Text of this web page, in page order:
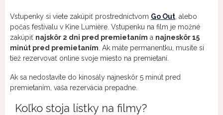
Vstupenky si viete zakúpiť prostredníctvom Go Out , alebo
počas festivalu v Kine Lumière. Vstupenku na film je možné
zakúpiť najskôr 2 dni pred premietaním a najneskôr 15
minút pred premietaním . Ak máte permanentku, musíte si
tiež rezervovať online svoje miesto na premietaní.
Ak sa nedostavíte do kinosály najneskôr 5 minút pred
premietaním, vaša rezervácia prepadne.
Koľko stoja lístky na filmy?